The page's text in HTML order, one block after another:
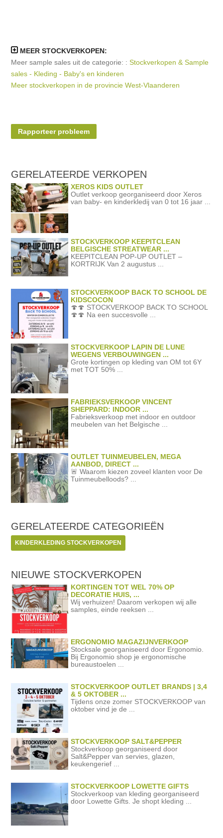
MEER STOCKVERKOPEN:
Meer sample sales uit de categorie: :Stockverkopen & Sample
sales - Kleding - Baby's en kinderen
Meer stockverkopen in de provincie West-Vlaanderen
Rapporteer probleem
GERELATEERDEVERKOPEN
XEROS KIDS OUTLET
Outlet verkoop georganiseerd door Xeros
van baby- en kinderkledij van 0 tot 16 jaar ...
STOCKVERKOOP KEEPITCLEAN
BELGISCHE STREATWEAR ...
KEEPITCLEAN POP-UP OUTLET –
KORTRIJK Van 2 augustus ...
STOCKVERKOOP BACK TO SCHOOL DE
KIDSCOCON
🍄🍄 STOCKVERKOOP BACK TO SCHOOL
🍄🍄 Na een succesvolle ...
STOCKVERKOOP LAPIN DE LUNE
WEGENS VERBOUWINGEN ...
Grote kortingen op kleding van OM tot 6Y
met TOT 50% ...
FABRIEKSVERKOOP VINCENT
SHEPPARD: INDOOR ...
Fabrieksverkoop met indoor en outdoor
meubelen van het Belgische ...
OUTLET TUINMEUBELEN, MEGA
AANBOD, DIRECT ...
🚨 Waarom kiezen zoveel klanten voor De
Tuinmeubelloods? ...
GERELATEERDE CATEGORIEËN
KINDERKLEDING STOCKVERKOPEN
NIEUWE STOCKVERKOPEN
KORTINGEN TOT WEL 70% OP
DECORATIE HUIS, ...
Wij verhuizen! Daarom verkopen wij alle
samples, einde reeksen ...
ERGONOMIO MAGAZIJNVERKOOP
Stocksale georganiseerd door Ergonomio.
Bij Ergonomio shop je ergonomische
bureaustoelen ...
STOCKVERKOOP OUTLET BRANDS | 3,4
& 5 OKTOBER ...
Tijdens onze zomer STOCKVERKOOP van
oktober vind je de ...
STOCKVERKOOP SALT&PEPPER
Stockverkoop georganiseerd door
Salt&Pepper van servies, glazen,
keukengerief ...
STOCKVERKOOP LOWETTE GIFTS
Stockverkoop van kleding georganiseerd
door Lowette Gifts. Je shopt kleding ...